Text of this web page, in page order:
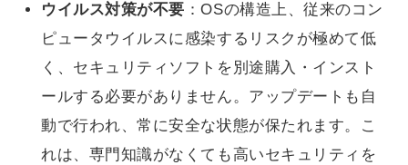
ウイルス対策が不要 ：OSの構造上、従来のコン
ピュータウイルスに感染するリスクが極めて低
く、セキュリティソフトを別途購入・インスト
ールする必要がありません。アップデートも自
動で行われ、常に安全な状態が保たれます。こ
れは、専門知識がなくても高いセキュリティを